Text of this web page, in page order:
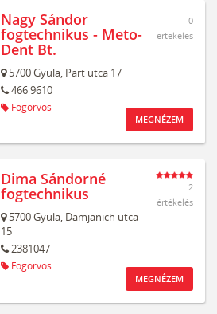
Nagy Sándor
fogtechnikus - Meto-
Dent Bt.
5700Gyula, Part utca 17
466 9610
Fogorvos
0
értékelés
MEGNÉZEM
Dima Sándorné
fogtechnikus
5700Gyula, Damjanich utca
15
2381047
Fogorvos
2
értékelés
MEGNÉZEM